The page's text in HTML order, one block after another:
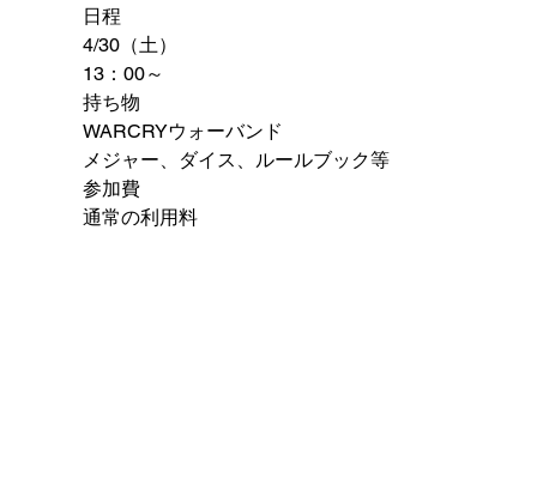
日程
4/30（土）
13：00～
持ち物
WARCRYウォーバンド
メジャー、ダイス、ルールブック等
参加費
通常の利用料